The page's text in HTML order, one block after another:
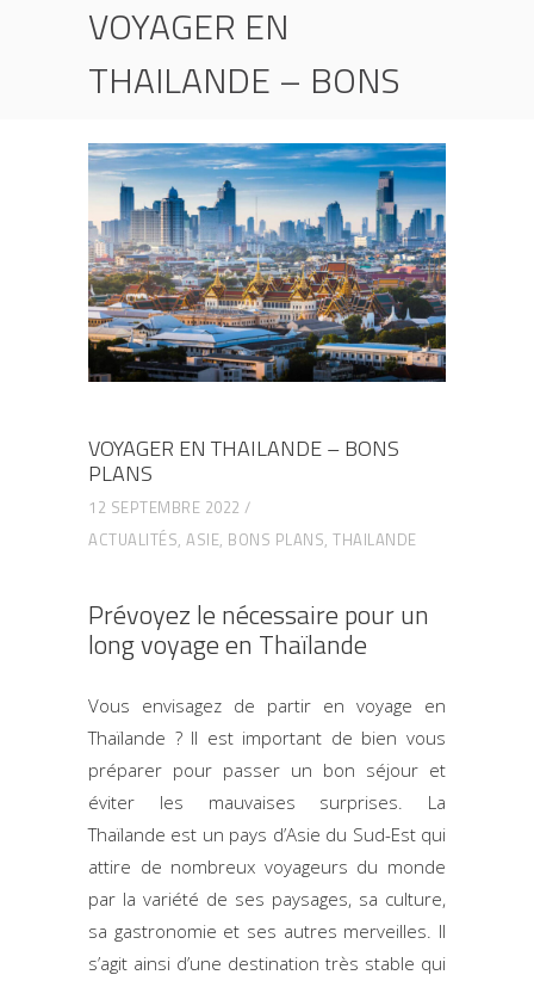
VOYAGER EN
THAILANDE – BONS
PLANS
HOME ACTUALITÉS
VOYAGER EN THAILANDE – BONS PLANS
VOYAGER EN THAILANDE – BONS
PLANS
12 SEPTEMBRE 2022
ACTUALITÉS, ASIE, BONS PLANS, THAILANDE
Prévoyez le nécessaire pour un
long voyage en Thaïlande
Vous envisagez de partir en voyage en
Thaïlande ? Il est important de bien vous
préparer pour passer un bon séjour et
éviter les mauvaises surprises. La
Thaïlande est un pays d’Asie du Sud-Est qui
attire de nombreux voyageurs du monde
par la variété de ses paysages, sa culture,
sa gastronomie et ses autres merveilles. Il
s’agit ainsi d’une destination très stable qui